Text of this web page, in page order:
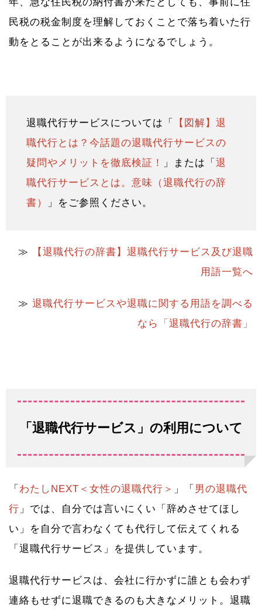
民税の税金制度を理解しておくことで落ち着いた行
動をとることが出来るようになるでしょう。
退職代行サービスについては「
【図解】退
職代行とは？今話題の退職代行サービスの
疑問やメリットを徹底検証！
」または「 退
職代行サービスとは。意味（退職代行の辞
書）
」をご参照ください。
≫
【退職代行の辞書】退職代行サービス及び退職
用語一覧へ
≫ 退職代行サービスや退職に関する用語を調べる
なら「退職代行の辞書」
「退職代行サービス」の利用について
「 わたしNEXT＜女性の退職代行＞ 」「 男の退職代
行 」では、自分では言いにくい「辞めさせてほし
い」を自分で言わなくても代行して伝えてくれる
「退職代行サービス」を提供しています。
退職代行サービスは、会社に行かずに誰とも会わず
連絡もせずに退職できるのも大きなメリット。退職